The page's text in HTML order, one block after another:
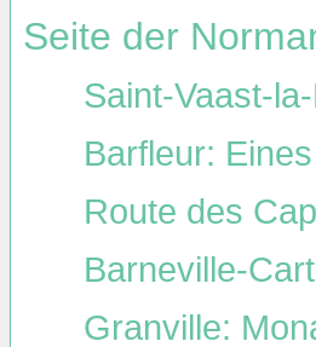
Seite der
Saint-Vaast-
Barfleur:
Route des
Barneville-
Granville: